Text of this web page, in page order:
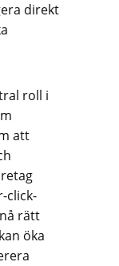
direkt
roll i
att
click-
rätt
öka